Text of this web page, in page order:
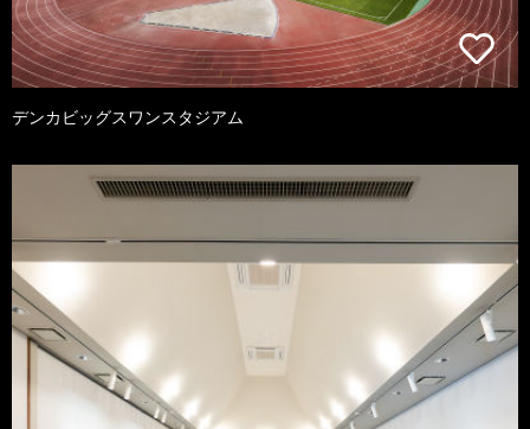
デンカビッグスワンスタジアム